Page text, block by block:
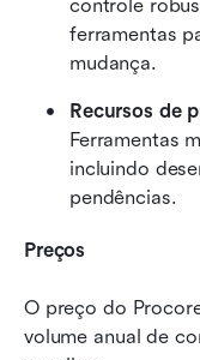
controle
ferramentas
mudança.
Recursos de
Ferramentas
incluindo
pendências.
Preços
O preço do
volume anual de